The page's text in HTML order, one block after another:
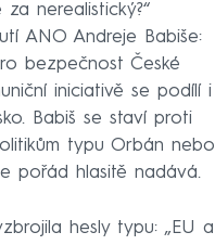
nerealistický?“
ANO Andreje Babiše:
bezpečnost České
iniciativě se podílí i
Babiš se staví proti
typu Orbán nebo
pořád hlasitě nadává.
hesly typu: „EU a